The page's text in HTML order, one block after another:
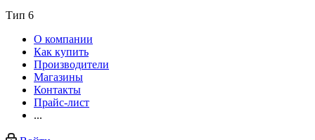
Тип 6
О компании
Как купить
Производители
Магазины
Контакты
Прайс-лист
...